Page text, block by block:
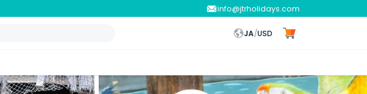
info@jtrholidays.com
JA/USD